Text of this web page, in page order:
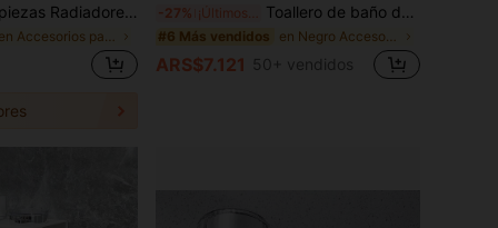
tuberías de agua y tuberías de drenaje, cubiertas de tuberías de pared circulares, anillos decorativos para tuberías, cubiertas de anillos de tuberías Artículos de cocina Accesorios de cocina Utensilios de cocina -27% Toallero de baño de aleación de aluminio, accesorios organizadores de ducha multifuncionales, accesorios de baño, herramientas de baño
#6 Más vendidos
ARS$7.121 50+ vendidos